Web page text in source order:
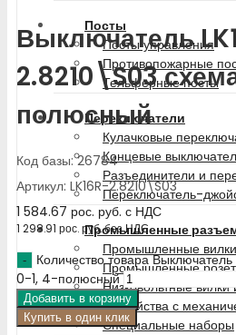
Посты
Посты управления
Противопожарные
Тельферные посты
Переключатели
Кулачковые
Концевые
Разъединители и
Переключатель-
Промышленные
Промышленные вилки
Промышленные
Низковольтные вилки
Устройства с
Специальные наборы
Выключатель
2.8210\S03
полюсный
Код базы: 26784
Артикул: LK16R-2.8210\S03
1 584.67 рос. руб. с НДС
1 298.91 рос. руб.без НДС
Количество товара
0-1, 4-полюсный
Добавить в корзину
Купить в один клик